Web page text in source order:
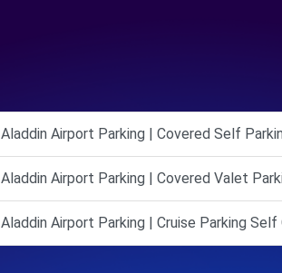
Aladdin Airport Parking | Covered Self
Aladdin Airport Parking | Covered Valet
Aladdin Airport Parking | Cruise Parking Self